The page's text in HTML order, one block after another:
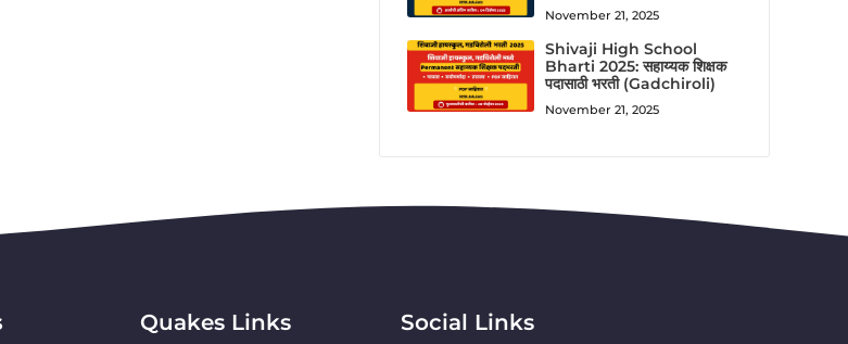
November 21, 2025
Shivaji High School
Bharti 2025: सहाय्यक शिक्षक
पदासाठी भरती (Gadchiroli)
November 21, 2025
Quakes Links Social Links